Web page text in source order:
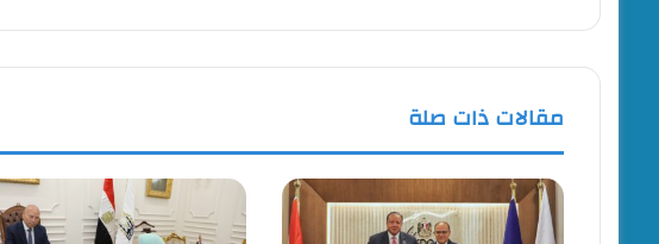
مقالات ذات صلة